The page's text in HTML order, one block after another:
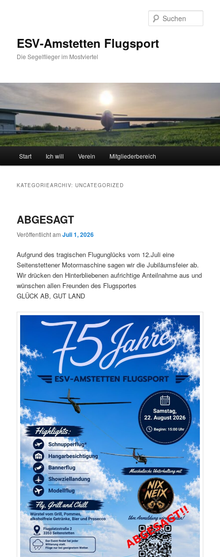
ESV-Amstetten Flugsport
Die Segelflieger im Mostviertel
Start Ich will Verein Mitgliederbereich
KATEGORIEARCHIV:UNCATEGORIZED
ABGESAGT
Veröffentlicht amJuli 1, 2026
Aufgrund des tragischen Flugunglücks vom 12.Juli eine
Seitenstettener Motormaschine sagen wir die Jubiläumsfeier ab.
Wir drücken den Hinterbliebenen aufrichtige Anteilnahme aus und
wünschen allen Freunden des Flugsportes
GLÜCK AB, GUT LAND